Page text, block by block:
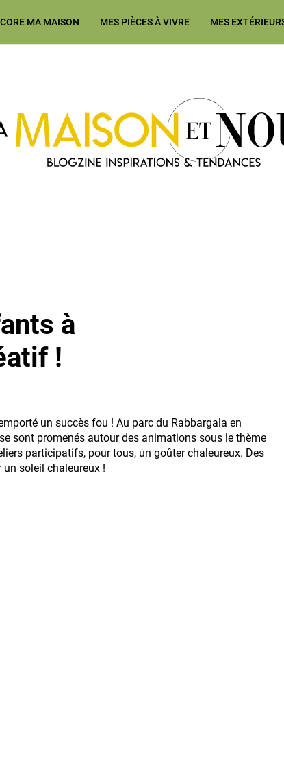
MA MAISON MES PIÈCES À VIVRE MES
Ma Maison et Nous
à
!
un succès fou ! Au parc du Rabbargala en
sont promenés autour des animations sous le thème
participatifs, pour tous, un goûter chaleureux. Des
soleil chaleureux !